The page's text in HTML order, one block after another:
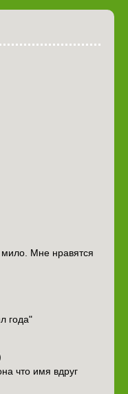
мило. Мне нравятся
года"
что имя вдруг